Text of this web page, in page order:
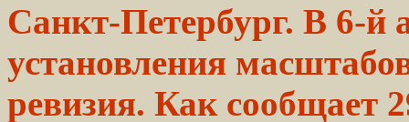
Санкт-Петербург. В 6-
установления
ревизия. Как сообщает